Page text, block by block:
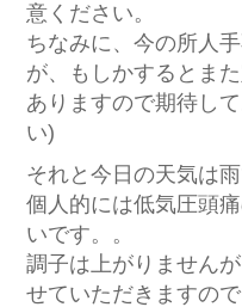
意ください。
ちなみに、今の所人
が、もしかするとま
ありますので期待し
い)
それと今日の天気は雨
個人的には低気圧頭
いです。。
調子は上がりません
せていただきますの